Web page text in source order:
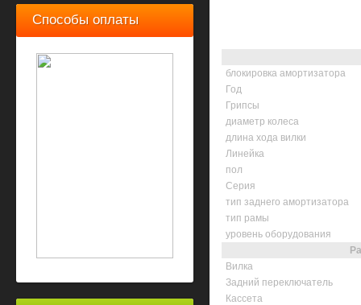
Способы оплаты
блокировка амортизатора
Год
Грипсы
диаметр колеса
длина хода вилки
Линейка
пол
Серия
тип заднего амортизатора
тип рамы
уровень оборудования
Вилка
Задний переключатель
Кассета